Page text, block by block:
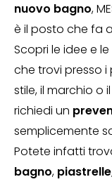
nuovo bagno,
è il posto che fa
Scopri le idee e
che trovi presso i
stile, il marchio o
richiedi un
semplicemente
Potete infatti
bagno,